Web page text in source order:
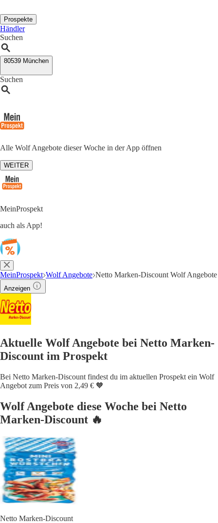
Prospekte
Händler
Suchen
80539 München
Suchen
Alle Wolf Angebote dieser Woche in der App öffnen
WEITER
MeinProspekt
auch als App!
MeinProspekt Wolf Angebote Netto Marken-Discount Wolf Angebote
Anzeigen
Aktuelle Wolf Angebote bei Netto Marken-
Discount im Prospekt
Bei Netto Marken-Discount findest du im aktuellen Prospekt ein Wolf
Angebot zum Preis von 2,49 € 🧡
Wolf Angebote diese Woche bei Netto
Marken-Discount 🔥
Netto Marken-Discount